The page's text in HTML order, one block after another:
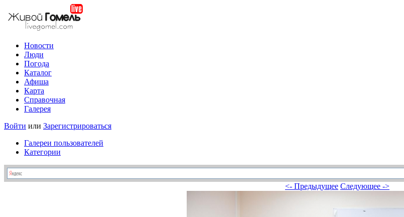
Новости
Люди
Погода
Каталог
Афиша
Карта
Справочная
Галерея
Войти или Зарегистрироваться
Галереи пользователей
Категории
<- Предыдущее Следующее ->